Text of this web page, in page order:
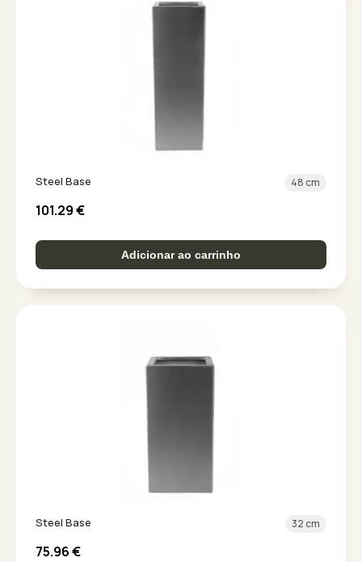
Steel Base 48 cm
101.29€
Adicionar ao carrinho
Steel Base 32 cm
75.96€